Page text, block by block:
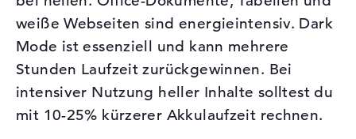
weiße Webseiten sind energieintensiv. Dark
Mode ist essenziell und kann mehrere
Stunden Laufzeit zurückgewinnen. Bei
intensiver Nutzung heller Inhalte solltest du
mit 10-25% kürzerer Akkulaufzeit rechnen.